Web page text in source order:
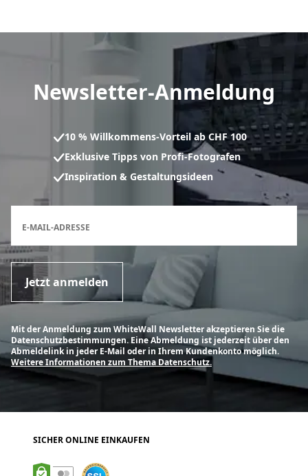
Newsletter-Anmeldung
10 % Willkommens-Vorteil ab CHF 100
Exklusive Tipps von Profi-Fotografen
Inspiration & Gestaltungsideen
E-MAIL-ADRESSE
Jetzt anmelden
Mit der Anmeldung zum WhiteWall Newsletter akzeptieren Sie die
Datenschutzbestimmungen. Eine Abmeldung ist jederzeit über den
Abmeldelink in jeder E-Mail oder in Ihrem Kundenkonto möglich.
Weitere Informationen zum Thema Datenschutz.
SICHER ONLINE EINKAUFEN